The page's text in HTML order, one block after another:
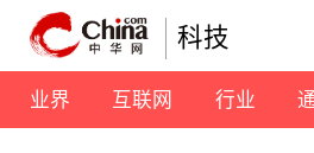
科技
业界 互联网 行业